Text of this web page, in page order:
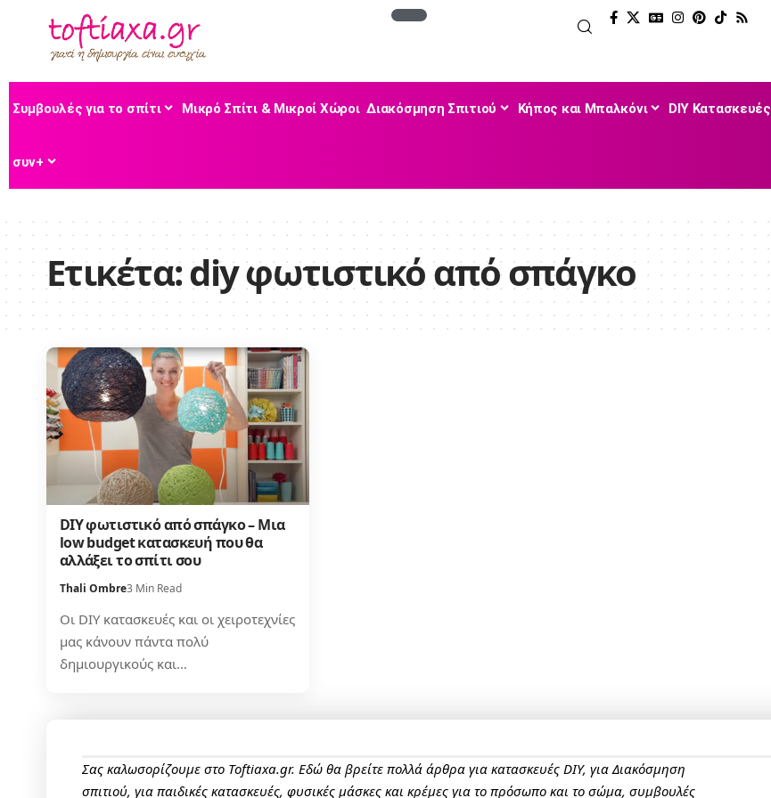
Συμβουλές για το σπίτι Μικρό Σπίτι & Μικροί Χώροι Διακόσμηση Σπιτιού Κήπος και Μπαλκόνι DIY Κατασκευές
συν+
Ετικέτα:diy φωτιστικό από σπάγκο
DIY φωτιστικό από σπάγκο – Μια
low budget κατασκευή που θα
αλλάξει το σπίτι σου
Thali Ombre3 Min Read
Οι DIY κατασκευές και οι χειροτεχνίες
μας κάνουν πάντα πολύ
δημιουργικούς και…
Σας καλωσορίζουμε στο Toftiaxa.gr. Εδώ θα βρείτε πολλά άρθρα για κατασκευές DIY, για Διακόσμηση
σπιτιού, για παιδικές κατασκευές, φυσικές μάσκες και κρέμες για το πρόσωπο και το σώμα, συμβουλές